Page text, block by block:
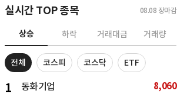
실시간 TOP 종목 08.08 장마감
상승 하락 거래대금 거래량
전체 코스피 코스닥 ETF
1 동화기업 8,060